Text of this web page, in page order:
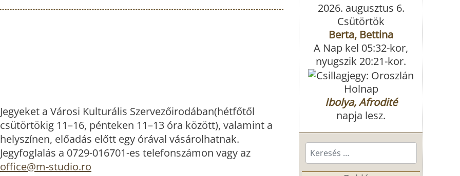
Jegyeket a Városi Kulturális Szervezőirodában(hétfőtől
csütörtökig 11–16, pénteken 11–13 óra között), valamint a
helyszínen, előadás előtt egy órával vásárolhatnak.
Jegyfoglalás a 0729-016701-es telefonszámon vagy az
office@m-studio.ro
2026. augusztus 6.
Csütörtök
Berta, Bettina
A Nap kel 05:32-kor,
nyugszik 20:21-kor.
Holnap
Ibolya, Afrodité
napja lesz.
Keresés...